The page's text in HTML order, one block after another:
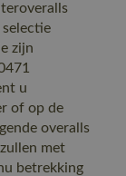
zijn
u
of op de
overalls
met
betrekking